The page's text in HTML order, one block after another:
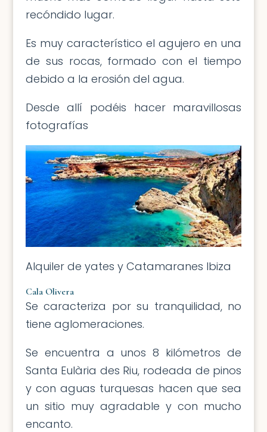
recóndido lugar.
Es muy característico el agujero en una
de sus rocas, formado con el tiempo
debido a la erosión del agua.
Desde allí podéis hacer maravillosas
fotografías
Alquiler de yates y Catamaranes Ibiza
Cala Olivera
Se caracteriza por su tranquilidad, no
tiene aglomeraciones.
Se encuentra a unos 8 kilómetros de
Santa Eulària des Riu, rodeada de pinos
y con aguas turquesas hacen que sea
un sitio muy agradable y con mucho
encanto.